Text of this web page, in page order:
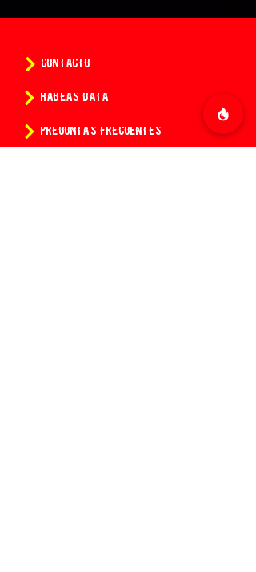
CONTACTO
HABEAS DATA
PREGUNTAS FRECUENTES